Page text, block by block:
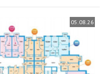
05.08.26